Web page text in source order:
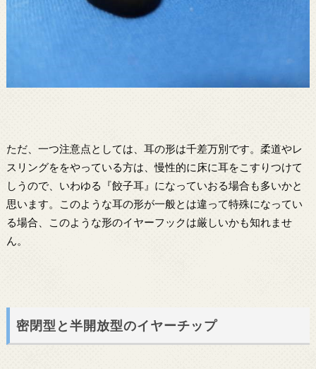
ただ、一つ注意点としては、耳の形は千差万別です。柔道やレ
スリングををやっている方は、慢性的に床に耳をこすりつけて
しうので、いわゆる『餃子耳』になっていおる場合も多いかと
思います。このような耳の形が一般とは違って特殊になってい
る場合、このような形のイヤーフックは厳しいかも知れませ
ん。
密閉型と半開放型のイヤーチップ